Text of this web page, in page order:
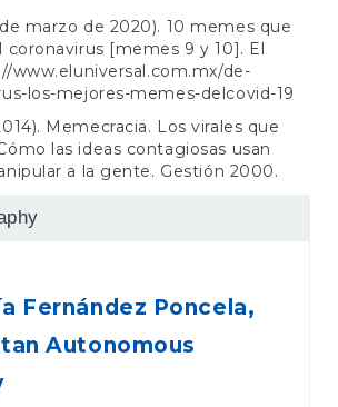
marzo de 2020). 10 memes que
coronavirus [memes 9 y 10]. El
www.eluniversal.com.mx/de-
los-mejores-memes-delcovid-19
Memecracia. Los virales que
las ideas contagiosas usan
a la gente. Gestión 2000.
Fernández Poncela,
Autonomous